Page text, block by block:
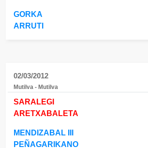
GORKA
ARRUTI
02/03/2012
Mutilva - Mutilva
SARALEGI
ARETXABALETA
MENDIZABAL III
PEÑAGARIKANO